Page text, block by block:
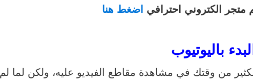
الكتروني احترافي اضغط هنا
من وقتك في مشاهدة مقاطع الفيديو عليه، ولكن لما لم